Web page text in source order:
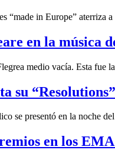
“made in Europe” aterriza
en la música
medio vacía. Esta fue
su
se presentó en la noche
en los EMA